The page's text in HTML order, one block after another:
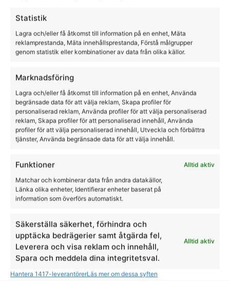
Statistik
Lagra och/eller få åtkomst till information på en enhet, Mäta
reklamprestanda, Mäta innehållsprestanda, Förstå målgrupper
genom statistik eller kombinationer av data från olika källor.
Marknadsföring
Lagra och/eller få åtkomst till information på en enhet, Använda
begränsade data för att välja reklam, Skapa profiler för
personaliserad reklam, Använda profiler för att välja personaliserad
reklam, Skapa profiler för att personaliserad innehåll, Använda
profiler för att välja personaliserad innehåll, Utveckla och förbättra
tjänster, Använda begränsade data för att välja innehåll.
Funktioner
Alltid aktiv
Matchar och kombinerar data från andra datakällor,
Länka olika enheter, Identifierar enheter baserat på
information som överförs automatiskt.
Säkerställa säkerhet, förhindra och
upptäcka bedrägerier samt åtgärda fel,
Leverera och visa reklam och innehåll,
Spara och meddela dina integritetsval.
Alltid aktiv
Hantera 1417-leverantörerLäs mer om dessa syften
CLASSIC FLEECE SHOW RUG
Kingsland